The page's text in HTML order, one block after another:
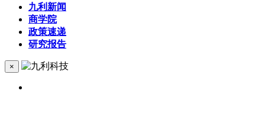
九利新闻
商学院
政策速递
研究报告
×